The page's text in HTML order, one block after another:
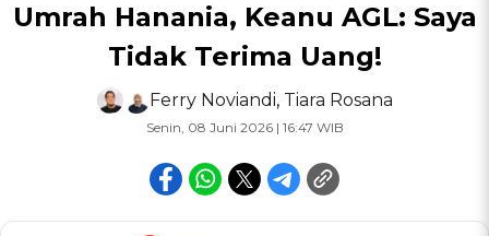
Umrah Hanania, Keanu AGL: Saya
Tidak Terima Uang!
Ferry Noviandi, Tiara Rosana
Senin, 08 Juni 2026 | 16:47 WIB